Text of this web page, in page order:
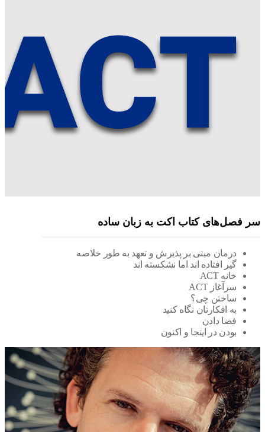
فصل‌های کتاب اکت به زبان ساده
درمان مبتی بر پذیرش و تعهد به طور خلاصه
گیر افتاده اند اما نشکسته اند
خانهACT
سرآغاز ACT
ساختن چی؟
به افکارتان نگاه کنید
فضا دادن
بودن در اینجا و اکنون